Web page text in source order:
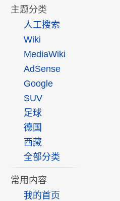
主题分类
人工搜索
Wiki
MediaWiki
AdSense
Google
SUV
足球
德国
西藏
全部分类
常用内容
我的首页